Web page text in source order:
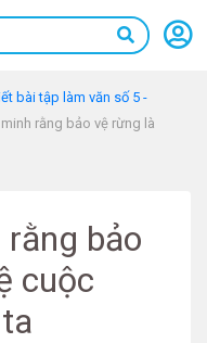
bài tập làm văn số 5 -
rằng bảo vệ rừng là
bảo
cuộc